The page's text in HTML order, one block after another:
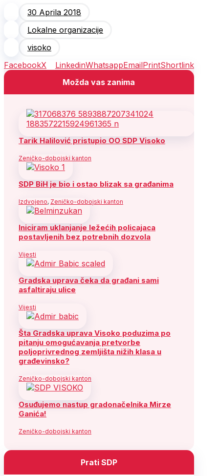
30 Aprila 2018
Lokalne organizacije
visoko
FacebookX LinkedinWhatsappEmailPrintShortlink
Možda vas zanima
Tarik Halilović pristupio OO SDP Visoko
Zeničko-dobojski kanton
SDP BiH je bio i ostao blizak sa građanima
Izdvojeno, Zeničko-dobojski kanton
Iniciram uklanjanje ležećih policajaca
postavljenih bez potrebnih dozvola
Vijesti
Gradska uprava čeka da građani sami
asfaltiraju ulice
Vijesti
Šta Gradska uprava Visoko poduzima po
pitanju omogućavanja pretvorbe
poljoprivrednog zemljišta nižih klasa u
građevinsko?
Zeničko-dobojski kanton
Osuđujemo nastup gradonačelnika Mirze
Ganića!
Zeničko-dobojski kanton
Prati SDP